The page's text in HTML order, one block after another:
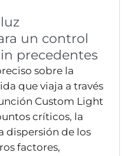
un control
precedentes
sobre la
que viaja a través
Custom Light
críticos, la
dispersión de los
factores,